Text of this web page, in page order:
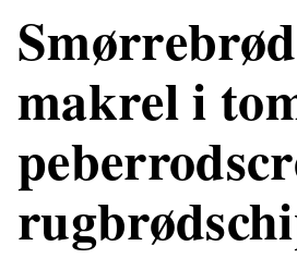
makrel i